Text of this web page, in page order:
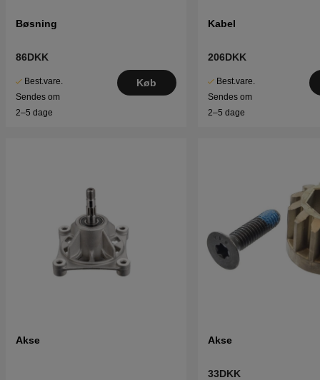
Bøsning
86DKK
Best.vare.
Sendes om
2–5 dage
Køb
Kabel
206DKK
Best.vare.
Sendes om
2–5 dage
Akse Akse
33DKK